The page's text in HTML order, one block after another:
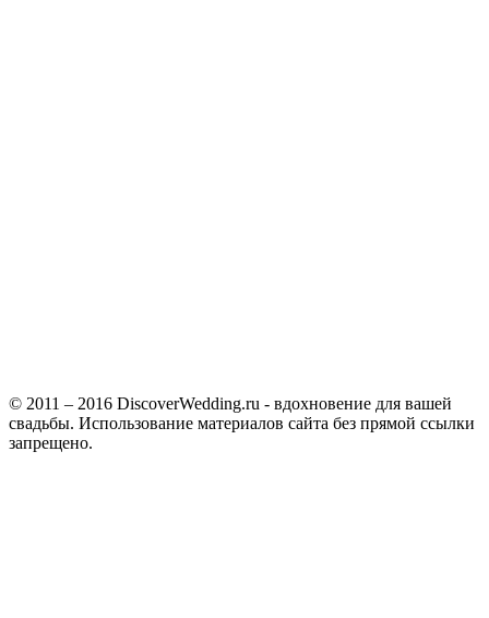
© 2011 – 2016 DiscoverWedding.ru - вдохновение для вашей
свадьбы. Использование материалов сайта без прямой ссылки
запрещено.